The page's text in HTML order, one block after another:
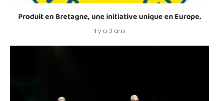
Produit en Bretagne, une initiative unique en Europe.
Il y a 3 ans